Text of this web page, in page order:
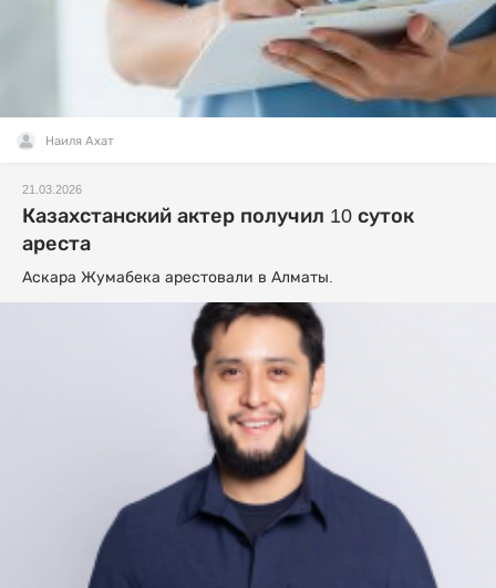
Наиля Ахат
21.03.2026
Казахстанский актер получил 10 суток
ареста
Аскара Жумабека арестовали в Алматы.